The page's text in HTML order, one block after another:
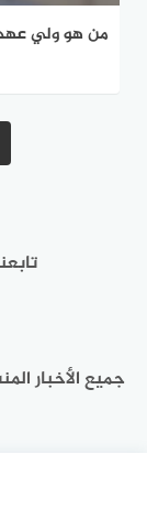
من هو ولي عهد
جميع الأخبار